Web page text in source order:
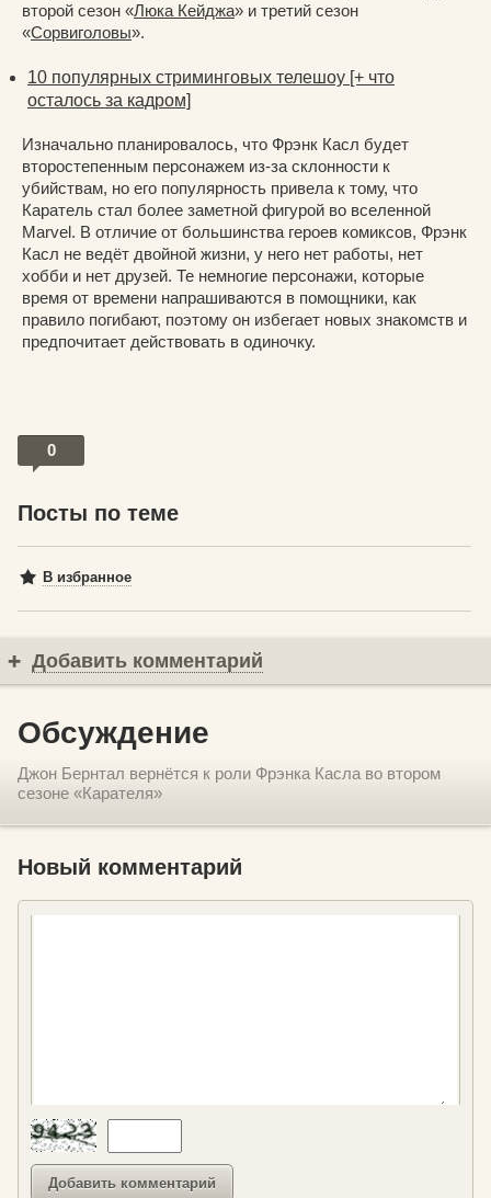
второй сезон «Люка Кейджа» и третий сезон
«Сорвиголовы».
10 популярных стриминговых телешоу [+ что
осталось за кадром]
Изначально планировалось, что Фрэнк Касл будет
второстепенным персонажем из-за склонности к
убийствам, но его популярность привела к тому, что
Каратель стал более заметной фигурой во вселенной
Marvel. В отличие от большинства героев комиксов, Фрэнк
Касл не ведёт двойной жизни, у него нет работы, нет
хобби и нет друзей. Те немногие персонажи, которые
время от времени напрашиваются в помощники, как
правило погибают, поэтому он избегает новых знакомств и
предпочитает действовать в одиночку.
0
Посты по теме
В избранное
Добавить комментарий
Обсуждение
Джон Бернтал вернётся к роли Фрэнка Касла во втором
сезоне «Карателя»
Новый комментарий